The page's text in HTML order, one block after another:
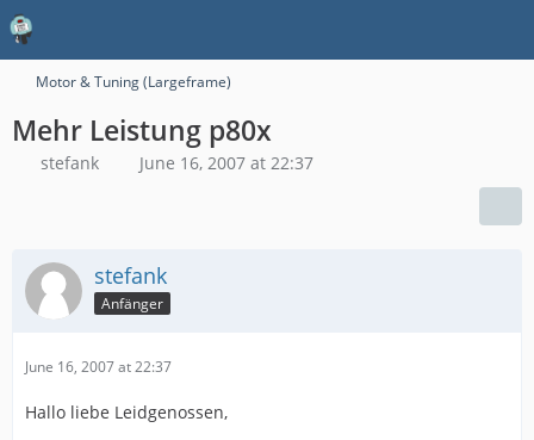
Motor & Tuning (Largeframe)
Mehr Leistung p80x
stefank June 16, 2007 at 22:37
stefank
Anfänger
June 16, 2007 at 22:37
Hallo liebe Leidgenossen,